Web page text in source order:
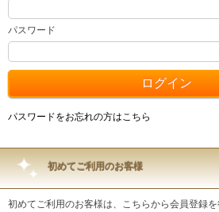
パスワード
パスワードをお忘れの方はこちら
初めてご利用のお客様
初めてご利用のお客様は、こちらから会員登録を